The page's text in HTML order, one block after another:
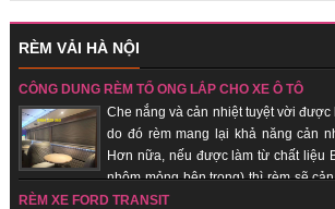
RÈM VẢI HÀ NỘI
CÔNG DỤNG RÈM TỔ ONG LẮP CHO XE Ô TÔ
Che nắng và cản nhiệt tuyệt vời
do đó rèm mang lại khả năng cản
Hơn nữa, nếu được làm từ chất liệu
nhôm mỏng bên trong) thì rèm sẽ
100%. Hàng sản xuất theo đơn hàng, giao hàng
RÈM XE FORD TRANSIT